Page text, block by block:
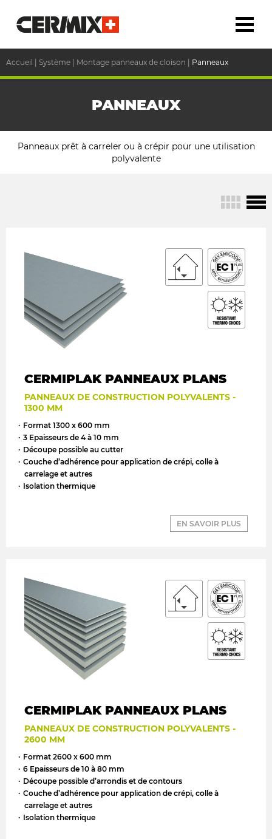
Accueil Système Montage panneaux de cloison Panneaux
PANNEAUX
Panneaux prêt à carreler ou à crépir pour une utilisation
polyvalente
CERMIPLAK PANNEAUX PLANS
PANNEAUX DE CONSTRUCTION POLYVALENTS -
1300 MM
Format 1300 x 600 mm
3 Epaisseurs de 4 à 10 mm
Découpe possible au cutter
Couche d’adhérence pour application de crépi, colle à
carrelage et autres
Isolation thermique
EN SAVOIR PLUS
CERMIPLAK PANNEAUX PLANS
PANNEAUX DE CONSTRUCTION POLYVALENTS -
2600 MM
Format 2600 x 600 mm
6 Epaisseurs de 10 à 80 mm
Découpe possible d’arrondis et de contours
Couche d’adhérence pour application de crépi, colle à
carrelage et autres
Isolation thermique